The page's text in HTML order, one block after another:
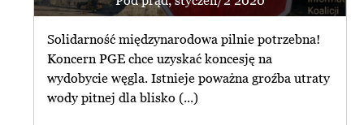
czytaj całość
spis artykułów dotyczących Odkrywki Polska
Solidarność międzynarodowa pilnie potrzebna!
Koncern PGE chce uzyskać koncesję na
wydobycie węgla. Istnieje poważna groźba utraty
wody pitnej dla blisko (...)